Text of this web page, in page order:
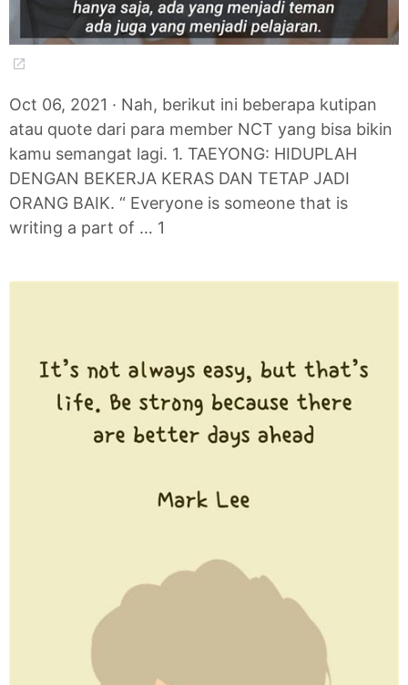
Oct 06, 2021 · Nah, berikut ini beberapa kutipan
atau quote dari para member NCT yang bisa bikin
kamu semangat lagi. 1. TAEYONG: HIDUPLAH
DENGAN BEKERJA KERAS DAN TETAP JADI
ORANG BAIK. “ Everyone is someone that is
writing a part of … 1